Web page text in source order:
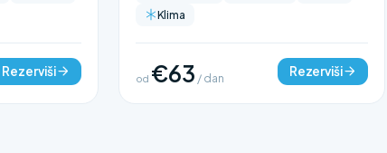
Rezerviši
Klima
od €63 / dan Rezerviši